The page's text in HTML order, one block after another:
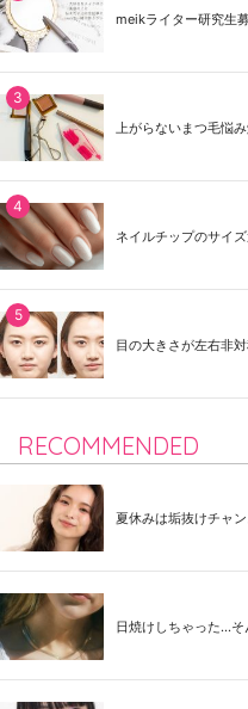
meikライター研究生
上がらないまつ毛悩
ネイルチップのサイ
目の大きさが左右非
RECOMMENDED
夏休みは垢抜けチャ
日焼けしちゃった...